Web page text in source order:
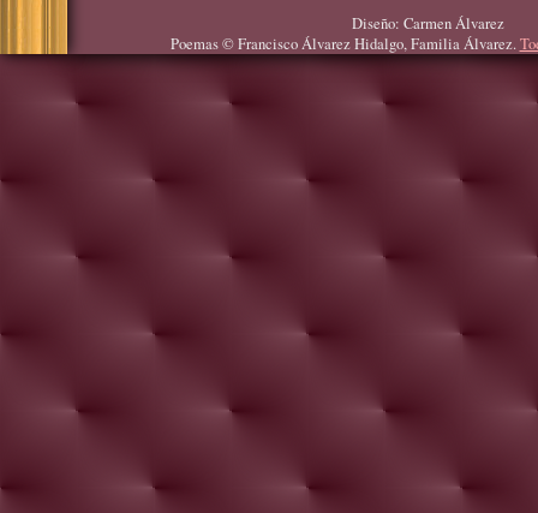
Diseño: Carmen Álvarez
Poemas © Francisco Álvarez Hidalgo, Familia Álvarez.